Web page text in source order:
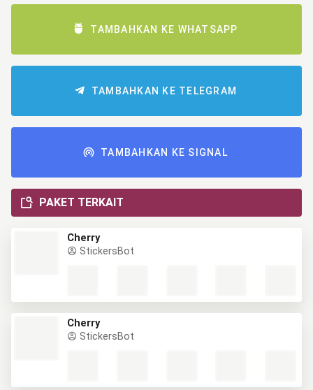
TAMBAHKAN KE WHATSAPP
TAMBAHKAN KE TELEGRAM
TAMBAHKAN KE SIGNAL
PAKET TERKAIT
Cherry
StickersBot
Cherry
StickersBot